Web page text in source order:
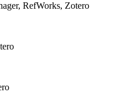
RefWorks, Zotero